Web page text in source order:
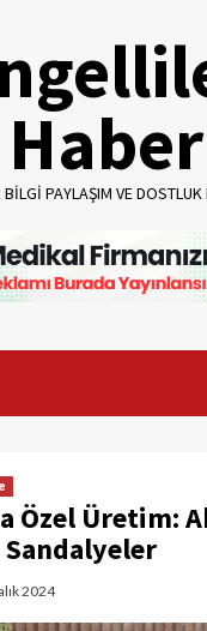
Haber
BILGI PAYLAŞIM VE
Özel Üretim:
2024